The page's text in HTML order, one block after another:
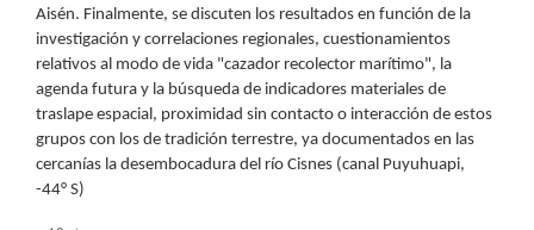
Aisén. Finalmente, se discuten los resultados en función de la
investigación y correlaciones regionales, cuestionamientos
relativos al modo de vida "cazador recolector marítimo", la
agenda futura y la búsqueda de indicadores materiales de
traslape espacial, proximidad sin contacto o interacción de estos
grupos con los de tradición terrestre, ya documentados en las
cercanías la desembocadura del río Cisnes (canal Puyuhuapi,
-44° S)